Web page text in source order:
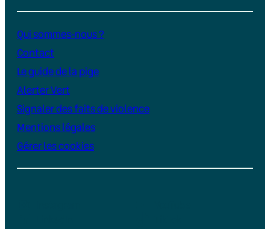
Qui sommes-nous ?
Contact
Le guide de la pige
Alerter Vert
Signaler des faits de violence
Mentions légales
Gérer les cookies